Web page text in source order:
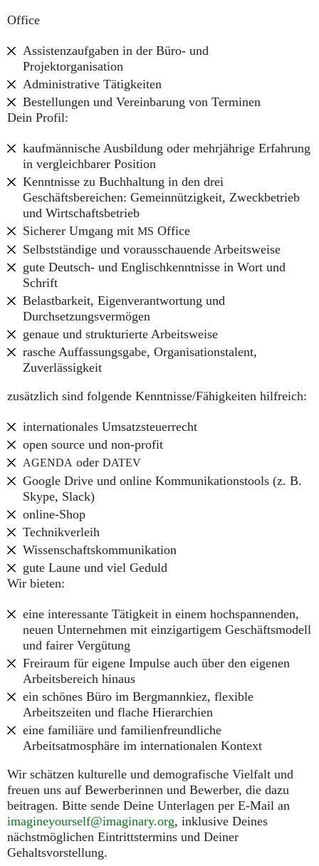
Office
Assistenzaufgaben in der Büro- und
Projektorganisation
Administrative Tätigkeiten
Bestellungen und Vereinbarung von Terminen
Dein Profil:
kaufmännische Ausbildung oder mehrjährige Erfahrung
in vergleichbarer Position
Kenntnisse zu Buchhaltung in den drei
Geschäftsbereichen: Gemeinnützigkeit, Zweckbetrieb
und Wirtschaftsbetrieb
Sicherer Umgang mit MS Office
Selbstständige und vorausschauende Arbeitsweise
gute Deutsch- und Englischkenntnisse in Wort und
Schrift
Belastbarkeit, Eigenverantwortung und
Durchsetzungsvermögen
genaue und strukturierte Arbeitsweise
rasche Auffassungsgabe, Organisationstalent,
Zuverlässigkeit
zusätzlich sind folgende Kenntnisse/Fähigkeiten hilfreich:
internationales Umsatzsteuerrecht
open source und non-profit
AGENDA oder DATEV
Google Drive und online Kommunikationstools (z. B.
Skype, Slack)
online-Shop
Technikverleih
Wissenschaftskommunikation
gute Laune und viel Geduld
Wir bieten:
eine interessante Tätigkeit in einem hochspannenden,
neuen Unternehmen mit einzigartigem Geschäftsmodell
und fairer Vergütung
Freiraum für eigene Impulse auch über den eigenen
Arbeitsbereich hinaus
ein schönes Büro im Bergmannkiez, flexible
Arbeitszeiten und flache Hierarchien
eine familiäre und familienfreundliche
Arbeitsatmosphäre im internationalen Kontext
Wir schätzen kulturelle und demografische Vielfalt und
freuen uns auf Bewerberinnen und Bewerber, die dazu
beitragen. Bitte sende Deine Unterlagen per E-Mail an
imagineyourself@imaginary.org, inklusive Deines
nächstmöglichen Eintrittstermins und Deiner
Gehaltsvorstellung.